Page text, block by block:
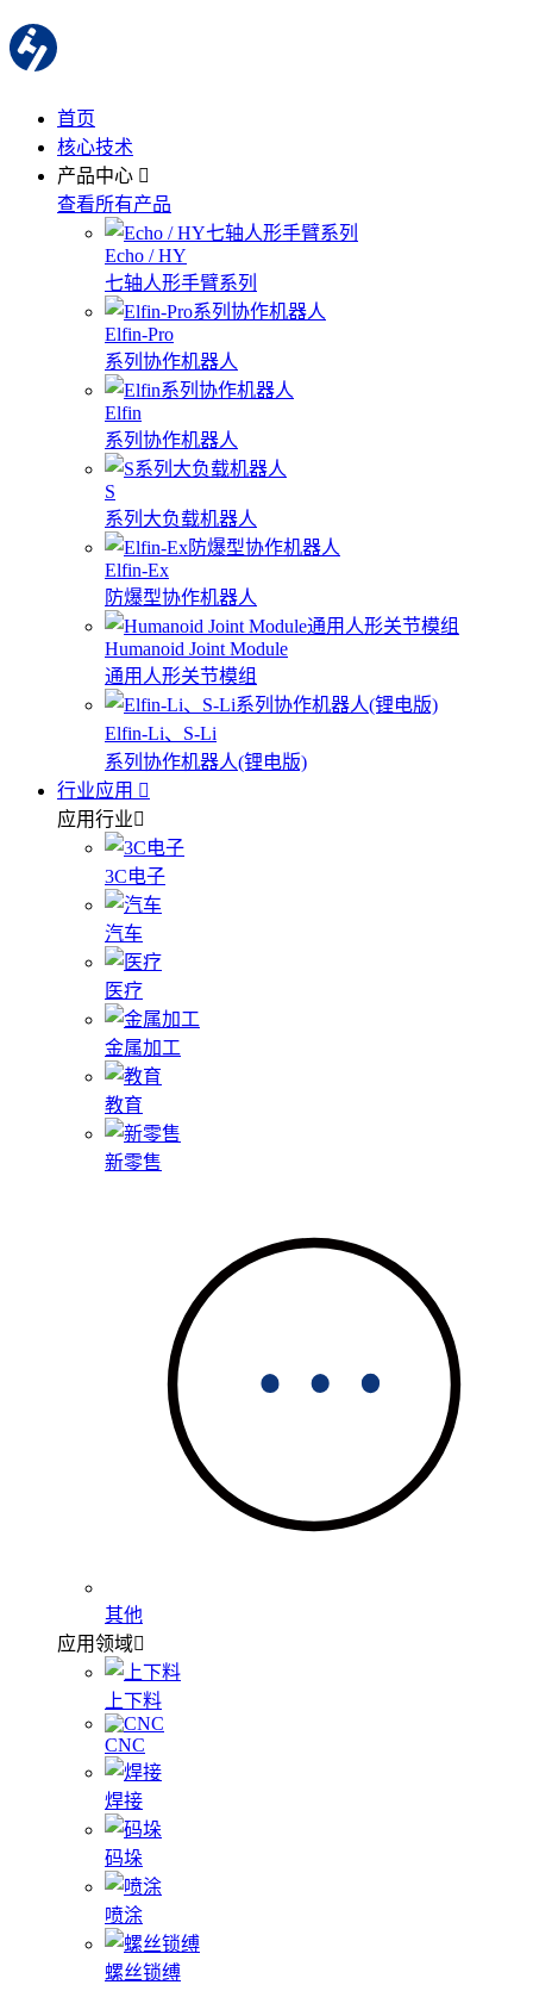
首页
核心技术
产品中心
查看所有产品
Echo / HY
七轴人形手臂系列
Elfin-Pro
系列协作机器人
Elfin
系列协作机器人
S
系列大负载机器人
Elfin-Ex
防爆型协作机器人
Humanoid Joint Module
通用人形关节模组
Elfin-Li、S-Li
系列协作机器人(锂电版)
行业应用
应用行业
3C电子
汽车
医疗
金属加工
教育
新零售
其他
应用领域
上下料
CNC
焊接
码垛
喷涂
螺丝锁缚